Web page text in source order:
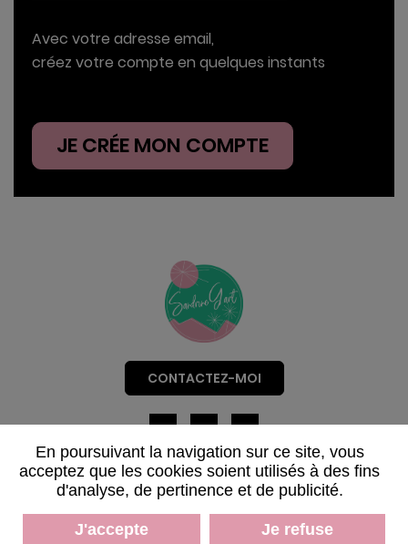
Avec votre adresse email,
créez votre compte en quelques instants
JE CRÉE MON COMPTE
CONTACTEZ-MOI
Mentions légales
Données personnelles
En poursuivant la navigation sur ce site, vous
acceptez que les cookies soient utilisés à des fins
d'analyse, de pertinence et de publicité.
J'accepte Je refuse